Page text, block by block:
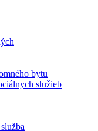
bytu
služieb